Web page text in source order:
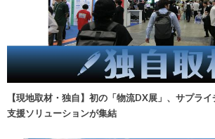
【現地取材・独自】初の「物流DX展」、サプラ
支援ソリューションが集結